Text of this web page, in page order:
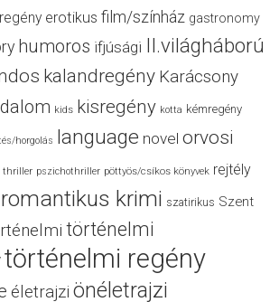
erotikus film/színház gastronomy
humoros ifjúsági II.világháború
kalandregény Karácsony
kids kisregény kotta kémregény
horgolás language novel orvosi
thriller pszichothriller pöttyös/csíkos könyvek rejtély
romantikus krimi szatirikus Szent
történelmi
történelmi regény
életrajzi önéletrajzi